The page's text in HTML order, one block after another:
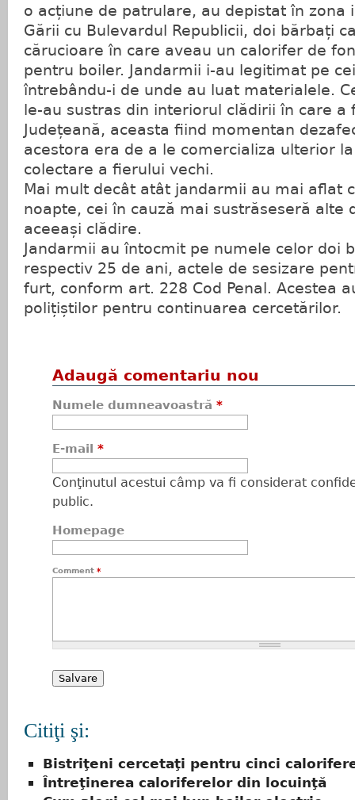
o acțiune de patrulare, au depistat în zona
Gării cu Bulevardul Republicii, doi bărbați
cărucioare în care aveau un calorifer de
pentru boiler. Jandarmii i-au legitimat pe
întrebându-i de unde au luat materialele.
le-au sustras din interiorul clădirii în care a
Județeană, aceasta fiind momentan
acestora era de a le comercializa ulterior
colectare a fierului vechi.
Mai mult decât atât jandarmii au mai aflat
noapte, cei în cauză mai sustrăseseră alte
aceeași clădire.
Jandarmii au întocmit pe numele celor doi
respectiv 25 de ani, actele de sesizare
furt, conform art. 228 Cod Penal. Acestea
polițiștilor pentru continuarea cercetărilor.
Adaugă comentariu nou
Numele dumneavoastră *
E-mail *
Conţinutul acestui câmp va fi considerat
public.
Homepage
Comment *
Citiţi şi:
Bistriţeni cercetaţi pentru cinci
Întreţinerea caloriferelor din locuinţă